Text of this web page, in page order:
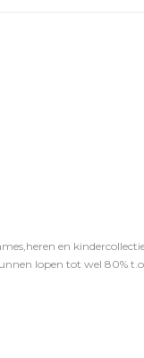
en
lopen tot wel 80%